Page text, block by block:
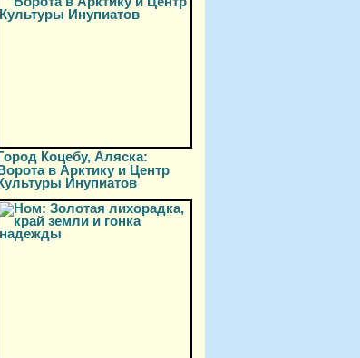
Коцебу, Аляска:
в Арктику и Центр
Инупиатов